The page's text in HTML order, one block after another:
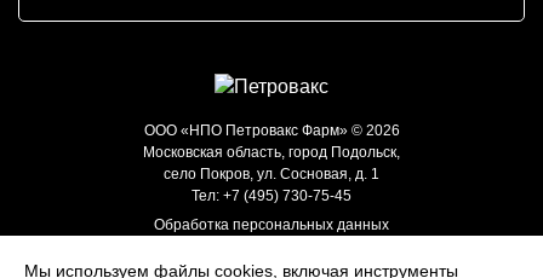
ООО «НПО Петровакс Фарм» © 2026
Московская область, город Подольск,
село Покров, ул. Сосновая, д. 1
Тел: +7 (495) 730-75-45
Обработка персональных данных
Уведомление о cookie-файлах
Мы используем файлы cookies, включая инструменты